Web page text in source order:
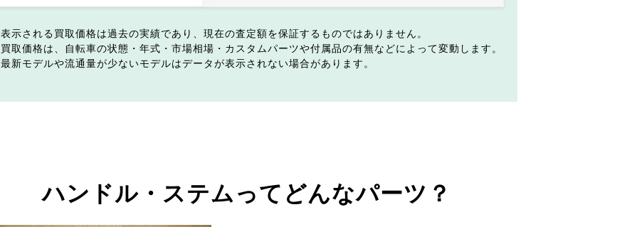
表示される買取価格は過去の実績であり、現在の査定額を保証するものではありません。
買取価格は、自転車の状態・年式・市場相場・カスタムパーツや付属品の有無などによって変動します。
最新モデルや流通量が少ないモデルはデータが表示されない場合があります。
ハンドル・ステムってどんなパーツ？